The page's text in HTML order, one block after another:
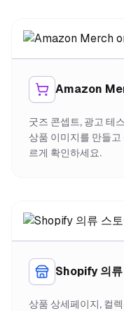
Amazon
굿즈 콘셉트, 광고 테
상품 이미지를 만들
르게 확인하세요.
Shopify 의류
상품 상세페이지, 컬